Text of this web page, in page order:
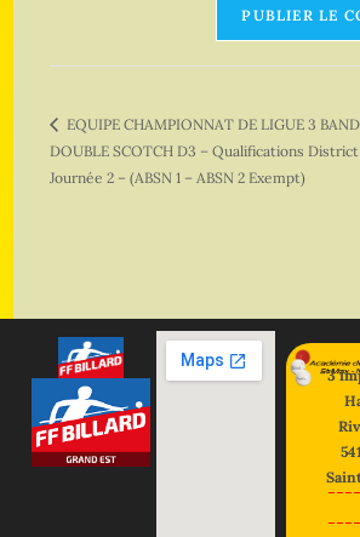
EQUIPE CHAMPIONNAT DE LIGUE 3
DOUBLE SCOTCH D3 – Qualifications
Journée 2 – (ABSN 1 – ABSN 2 Exempt)
3